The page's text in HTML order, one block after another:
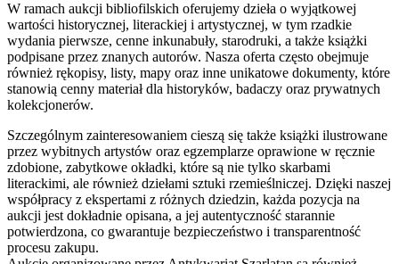
W ramach aukcji bibliofilskich oferujemy dzieła o wyjątkowej
wartości historycznej, literackiej i artystycznej, w tym rzadkie
wydania pierwsze, cenne inkunabuły, starodruki, a także książki
podpisane przez znanych autorów. Nasza oferta często obejmuje
również rękopisy, listy, mapy oraz inne unikatowe dokumenty, które
stanowią cenny materiał dla historyków, badaczy oraz prywatnych
kolekcjonerów.
Szczególnym zainteresowaniem cieszą się także książki ilustrowane
przez wybitnych artystów oraz egzemplarze oprawione w ręcznie
zdobione, zabytkowe okładki, które są nie tylko skarbami
literackimi, ale również dziełami sztuki rzemieślniczej. Dzięki naszej
współpracy z ekspertami z różnych dziedzin, każda pozycja na
aukcji jest dokładnie opisana, a jej autentyczność starannie
potwierdzona, co gwarantuje bezpieczeństwo i transparentność
procesu zakupu.